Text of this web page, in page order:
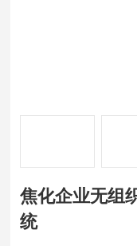
焦化企业无组
统